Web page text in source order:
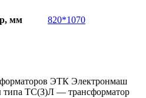
мм 820*1070
ЭТК Электронмаш
типа ТС(З)Л — трансформатор